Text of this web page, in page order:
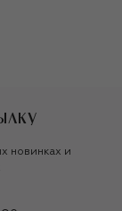
новинках и